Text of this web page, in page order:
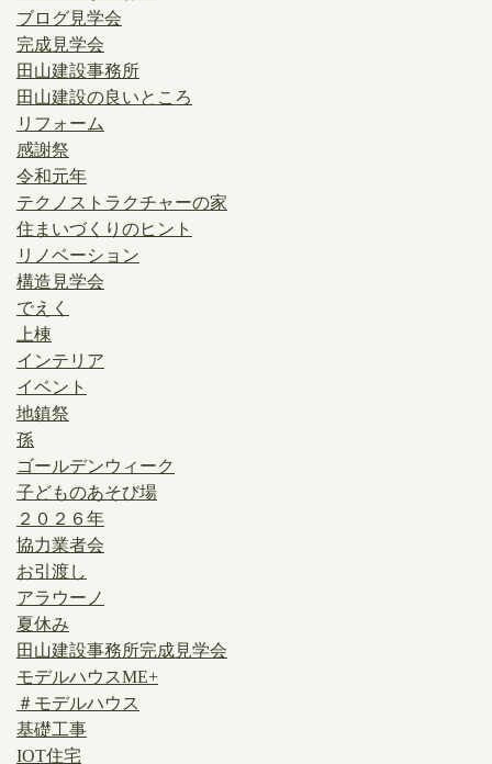
ブログ見学会
完成見学会
田山建設事務所
田山建設の良いところ
リフォーム
感謝祭
令和元年
テクノストラクチャーの家
住まいづくりのヒント
リノベーション
構造見学会
でえく
上棟
インテリア
イベント
地鎮祭
孫
ゴールデンウィーク
子どものあそび場
２０２６年
協力業者会
お引渡し
アラウーノ
夏休み
田山建設事務所完成見学会
モデルハウスME+
＃モデルハウス
基礎工事
IOT住宅